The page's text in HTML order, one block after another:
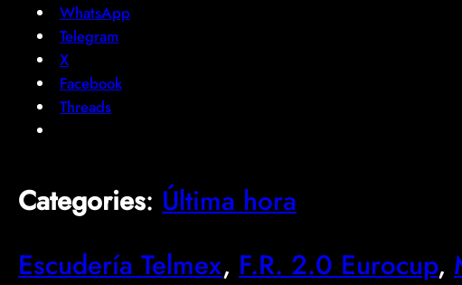
WhatsApp
Telegram
X
Facebook
Threads
Categories: Última hora
Escudería Telmex, F.R. 2.0 Eurocup,